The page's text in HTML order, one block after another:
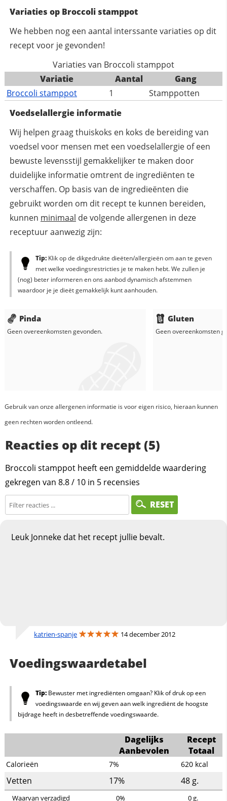
Variaties op Broccoli stamppot
We hebben nog een aantal interssante variaties op dit
recept voor je gevonden!
Variaties van Broccoli stamppot
Variatie
Aantal
Gang
Broccoli stamppot
1
Stamppotten
Voedselallergie informatie
Wij helpen graag thuiskoks en koks de bereiding van
voedsel voor mensen met een voedselallergie of een
bewuste levensstijl gemakkelijker te maken door
duidelijke informatie omtrent de ingrediënten te
verschaffen. Op basis van de ingredieënten die
gebruikt worden om dit recept te kunnen bereiden,
kunnen minimaal de volgende allergenen in deze
receptuur aanwezig zijn:
Tip:Klik op de dikgedrukte dieëten/allergieën om aan te geven
met welke voedingsrestricties je te maken hebt. We zullen je
(nog) beter informeren en ons aanbod dynamisch afstemmen
waardoor je je dieët gemakkelijk kunt aanhouden.
Pinda
Geen overeenkomsten gevonden.
Gluten
Geen overeenkomsten
Gebruik van onze allergenen informatie is voor eigen risico, hieraan kunnen
geen rechten worden ontleend.
Reacties op dit recept (5)
Broccoli stamppot heeft een gemiddelde waardering
gekregen van 8.8/ 10 in 5 recensies
RESET
Leuk Jonneke dat het recept jullie bevalt.
katrien-spanje 14 december 2012
Voedingswaardetabel
Tip:Bewuster met ingrediënten omgaan? Klik of druk op een
voedingswaarde en wij geven aan welk ingrediënt de hoogste
bijdrage heeft in desbetreffende voedingswaarde.
Dagelijks
Aanbevolen
Recept
Totaal
Calorieën 7% 620 kcal
Vetten 17% 48 g.
Waarvan verzadigd 0% 0g.